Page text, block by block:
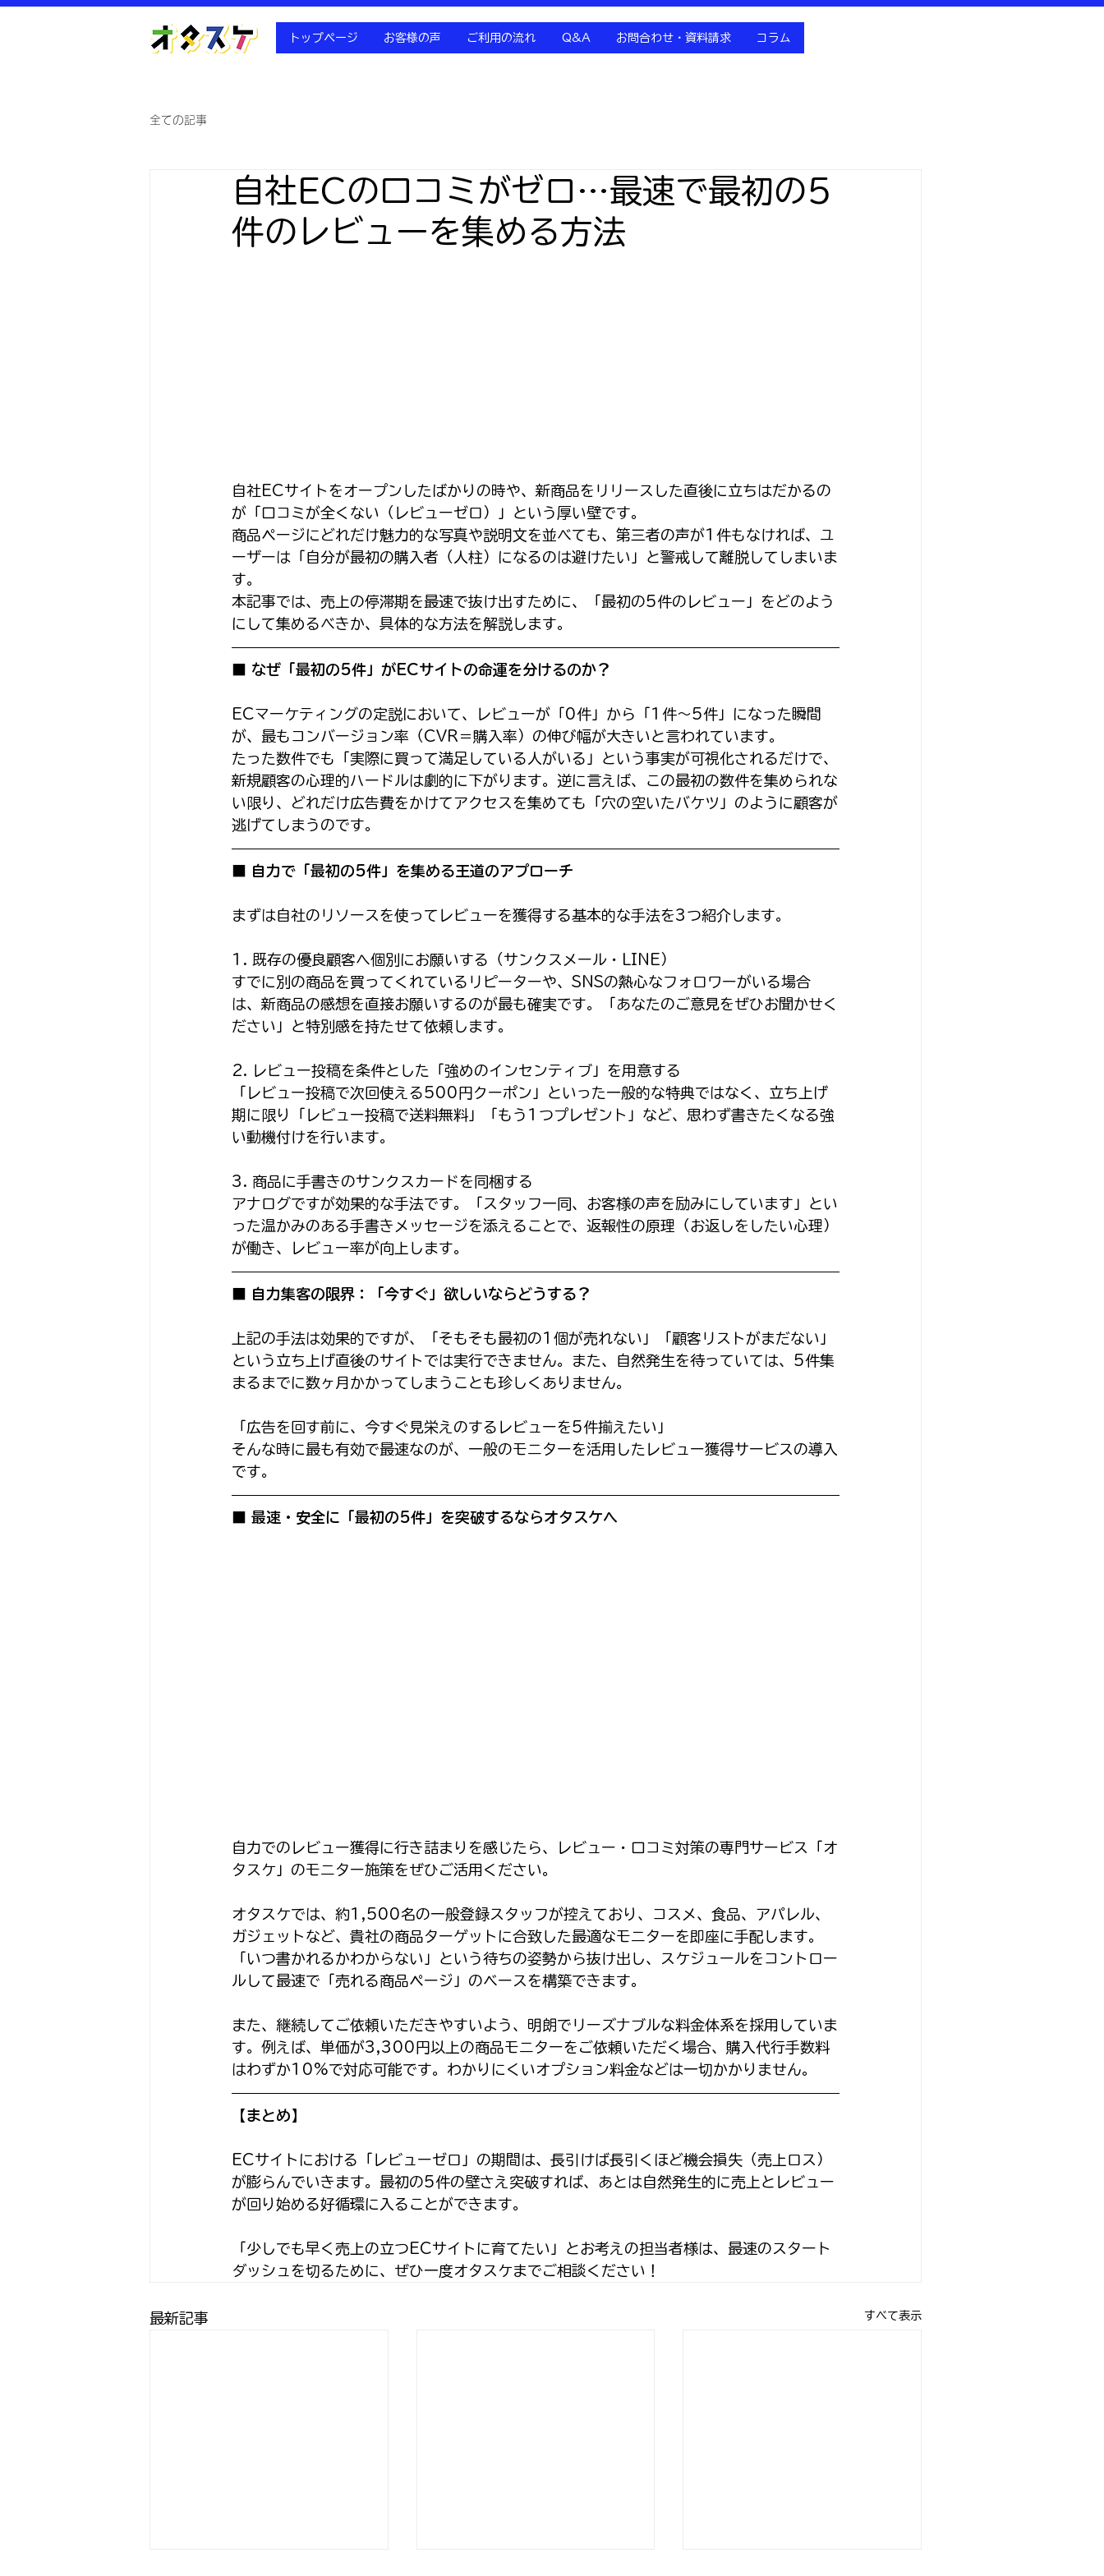
トップページ お客様の声 ご利用の流れ Q&A お問合わせ・資料請求 コラム
全ての記事
自社ECの口コミがゼロ…最速で最初の5
件のレビューを集める方法
自社ECサイトをオープンしたばかりの時や、新商品をリリースした直後に立ちはだかるの
が「口コミが全くない（レビューゼロ）」という厚い壁です。
商品ページにどれだけ魅力的な写真や説明文を並べても、第三者の声が1件もなければ、ユ
ーザーは「自分が最初の購入者（人柱）になるのは避けたい」と警戒して離脱してしまいま
す。
本記事では、売上の停滞期を最速で抜け出すために、「最初の5件のレビュー」をどのよう
にして集めるべきか、具体的な方法を解説します。
■ なぜ「最初の5件」がECサイトの命運を分けるのか？
ECマーケティングの定説において、レビューが「0件」から「1件〜5件」になった瞬間
が、最もコンバージョン率（CVR＝購入率）の伸び幅が大きいと言われています。
たった数件でも「実際に買って満足している人がいる」という事実が可視化されるだけで、
新規顧客の心理的ハードルは劇的に下がります。逆に言えば、この最初の数件を集められな
い限り、どれだけ広告費をかけてアクセスを集めても「穴の空いたバケツ」のように顧客が
逃げてしまうのです。
■ 自力で「最初の5件」を集める王道のアプローチ
まずは自社のリソースを使ってレビューを獲得する基本的な手法を3つ紹介します。
1. 既存の優良顧客へ個別にお願いする（サンクスメール・LINE）
すでに別の商品を買ってくれているリピーターや、SNSの熱心なフォロワーがいる場合
は、新商品の感想を直接お願いするのが最も確実です。「あなたのご意見をぜひお聞かせく
ださい」と特別感を持たせて依頼します。
2. レビュー投稿を条件とした「強めのインセンティブ」を用意する
「レビュー投稿で次回使える500円クーポン」といった一般的な特典ではなく、立ち上げ
期に限り「レビュー投稿で送料無料」「もう1つプレゼント」など、思わず書きたくなる強
い動機付けを行います。
3. 商品に手書きのサンクスカードを同梱する
アナログですが効果的な手法です。「スタッフ一同、お客様の声を励みにしています」とい
った温かみのある手書きメッセージを添えることで、返報性の原理（お返しをしたい心理）
が働き、レビュー率が向上します。
■ 自力集客の限界：「今すぐ」欲しいならどうする？
上記の手法は効果的ですが、「そもそも最初の1個が売れない」「顧客リストがまだない」
という立ち上げ直後のサイトでは実行できません。また、自然発生を待っていては、5件集
まるまでに数ヶ月かかってしまうことも珍しくありません。
「広告を回す前に、今すぐ見栄えのするレビューを5件揃えたい」
そんな時に最も有効で最速なのが、一般のモニターを活用したレビュー獲得サービスの導入
です。
■ 最速・安全に「最初の5件」を突破するならオタスケへ
自力でのレビュー獲得に行き詰まりを感じたら、レビュー・口コミ対策の専門サービス「オ
タスケ」のモニター施策をぜひご活用ください。
オタスケでは、約1,500名の一般登録スタッフが控えており、コスメ、食品、アパレル、
ガジェットなど、貴社の商品ターゲットに合致した最適なモニターを即座に手配します。
「いつ書かれるかわからない」という待ちの姿勢から抜け出し、スケジュールをコントロー
ルして最速で「売れる商品ページ」のベースを構築できます。
また、継続してご依頼いただきやすいよう、明朗でリーズナブルな料金体系を採用していま
す。例えば、単価が3,300円以上の商品モニターをご依頼いただく場合、購入代行手数料
はわずか10%で対応可能です。わかりにくいオプション料金などは一切かかりません。
【まとめ】
ECサイトにおける「レビューゼロ」の期間は、長引けば長引くほど機会損失（売上ロス）
が膨らんでいきます。最初の5件の壁さえ突破すれば、あとは自然発生的に売上とレビュー
が回り始める好循環に入ることができます。
「少しでも早く売上の立つECサイトに育てたい」とお考えの担当者様は、最速のスタート
ダッシュを切るために、ぜひ一度オタスケまでご相談ください！
最新記事 すべて表示